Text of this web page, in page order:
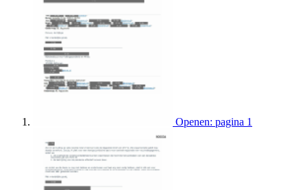
Openen: pagina 1